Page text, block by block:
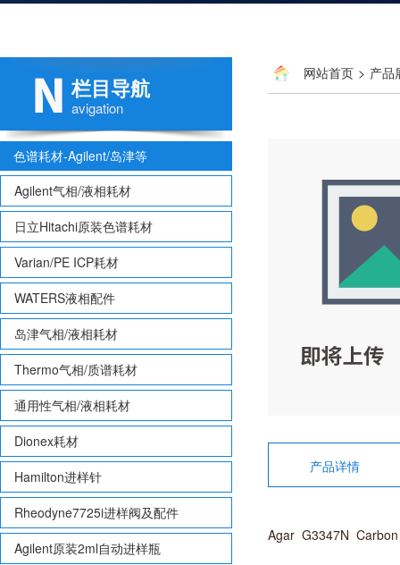
栏目导航
avigation
色谱耗材-Agilent/岛津等
Agilent气相/液相耗材
日立Hitachi原装色谱耗材
Varian/PE ICP耗材
WATERS液相配件
岛津气相/液相耗材
Thermo气相/质谱耗材
通用性气相/液相耗材
Dionex耗材
Hamilton进样针
Rheodyne7725i进样阀及配件
Agilent原装2ml自动进样瓶
网站首页 > 产品
产品详情
Agar G3347N